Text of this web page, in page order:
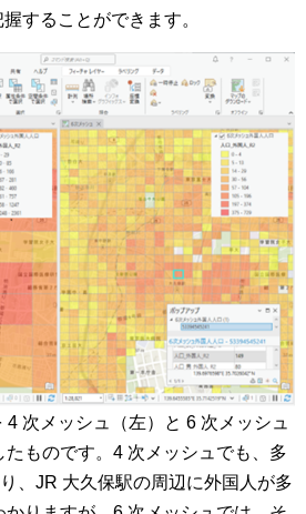
することができます。
4 次メッシュ（左）と 6 次メッシュ
たものです。4 次メッシュでも、多
、JR 大久保駅の周辺に外国人が多